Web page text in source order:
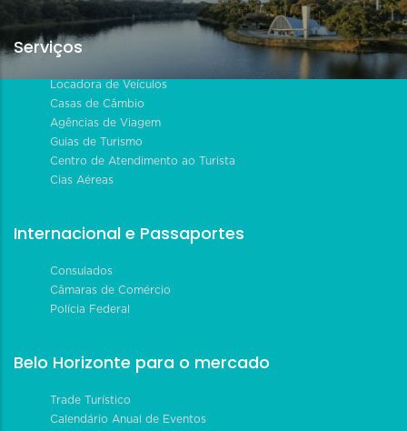
Serviços
Locadora de Veículos
Casas de Câmbio
Agências de Viagem
Guias de Turismo
Centro de Atendimento ao Turista
Cias Aéreas
Internacional e Passaportes
Consulados
Câmaras de Comércio
Polícia Federal
Belo Horizonte para o mercado
Trade Turístico
Calendário Anual de Eventos